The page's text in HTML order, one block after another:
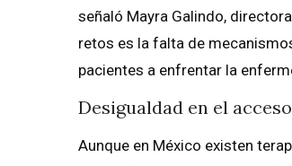
señaló Mayra Galindo,
retos es la falta de
pacientes a enfrentar la
Desigualdad en el
Aunque en México existen